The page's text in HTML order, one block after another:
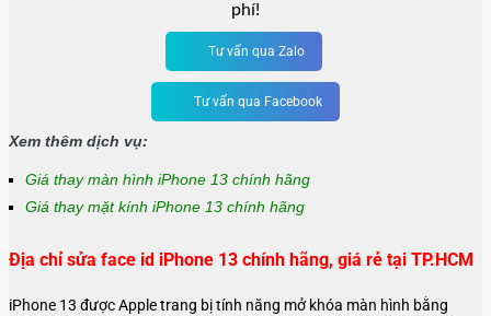
phí!
Tư vấn qua Zalo
Tư vấn qua Facebook
Xem thêm dịch vụ:
Giá thay màn hình iPhone 13 chính hãng
Giá thay mặt kính iPhone 13 chính hãng
Địa chỉ sửa face id iPhone 13 chính hãng, giá rẻ tại TP.HCM
iPhone 13 được Apple trang bị tính năng mở khóa màn hình bằng